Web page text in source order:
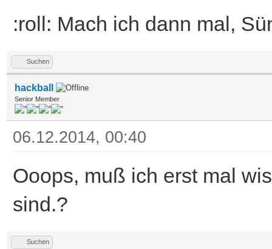
JSR
eaInfo,&buff$,360)
...
:roll: Mach ich dann mal,
Suchen
hackball
Senior Member
06.12.2014, 00:40
Ooops, muß ich erst mal
sind.?
Suchen